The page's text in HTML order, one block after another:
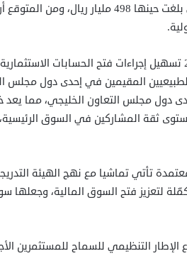
الفترة نفسها، أي بنمو عن حجم ملكيتهم بنهاية 2024 والتي بلغت حينها 498
كما يشار إلى أن هيئة السوق المالية اعتمدت في يوليو 2025 تسهيل إجراءات فتح
المقيمين في إحدى دول مجلس
دول مجلس التعاون الخليجي، مما يعد
ثقة المشاركين في السوق
تأتي تماشيا مع نهج الهيئة
لتعزيز فتح السوق المالية، وجعلها
المالية قد نشرت في أكتوبر 2025 “مشروع الإطار التنظيمي للسماح